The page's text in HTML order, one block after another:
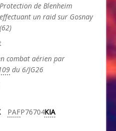
Protection de Blenheim
effectuant un raid sur Gosnay
(62)
combat aérien par
du 6/JG26
PAFP76704KIA